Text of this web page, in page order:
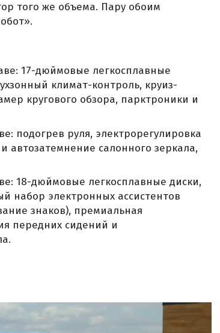
того же объема. Пару обоим
17-дюймовые легкосплавные
климат-контроль, круиз-
кругового обзора, парктроники и
подогрев руля, электрорегулировка
автозатемнение салонного зеркала,
18-дюймовые легкосплавные диски,
набор электронных ассистентов
знаков), премиальная
передних сидений и